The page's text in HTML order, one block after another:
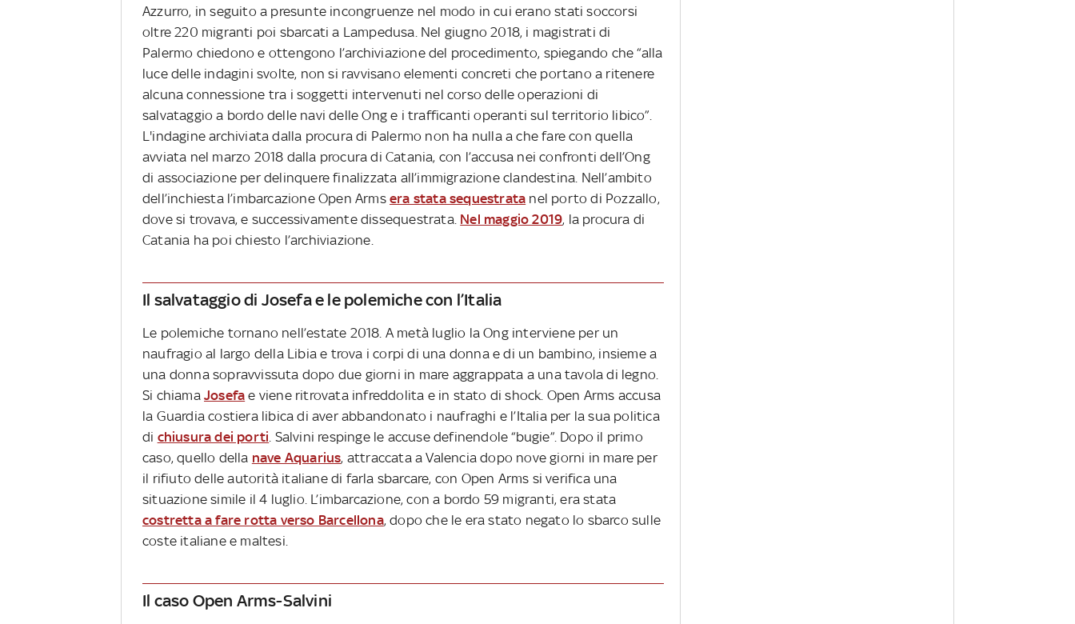
Azzurro, in seguito a presunte incongruenze nel modo in cui erano stati soccorsi
oltre 220 migranti poi sbarcati a Lampedusa. Nel giugno 2018, i magistrati di
Palermo chiedono e ottengono l’archiviazione del procedimento, spiegando che “alla
luce delle indagini svolte, non si ravvisano elementi concreti che portano a ritenere
alcuna connessione tra i soggetti intervenuti nel corso delle operazioni di
salvataggio a bordo delle navi delle Ong e i trafficanti operanti sul territorio libico”.
L'indagine archiviata dalla procura di Palermo non ha nulla a che fare con quella
avviata nel marzo 2018 dalla procura di Catania, con l’accusa nei confronti dell’Ong
di associazione per delinquere finalizzata all’immigrazione clandestina. Nell’ambito
dell’inchiesta l’imbarcazione Open Arms era stata sequestrata nel porto di Pozzallo,
dove si trovava, e successivamente dissequestrata. Nel maggio 2019, la procura di
Catania ha poi chiesto l’archiviazione.
Il salvataggio di Josefa e le polemiche con l’Italia
Le polemiche tornano nell’estate 2018. A metà luglio la Ong interviene per un
naufragio al largo della Libia e trova i corpi di una donna e di un bambino, insieme a
una donna sopravvissuta dopo due giorni in mare aggrappata a una tavola di legno.
Si chiama Josefa e viene ritrovata infreddolita e in stato di shock. Open Arms accusa
la Guardia costiera libica di aver abbandonato i naufraghi e l’Italia per la sua politica
di chiusura dei porti . Salvini respinge le accuse definendole “bugie”. Dopo il primo
caso, quello della nave Aquarius, attraccata a Valencia dopo nove giorni in mare per
il rifiuto delle autorità italiane di farla sbarcare, con Open Arms si verifica una
situazione simile il 4 luglio. L’imbarcazione, con a bordo 59 migranti, era stata
costretta a fare rotta verso Barcellona, dopo che le era stato negato lo sbarco sulle
coste italiane e maltesi.
Il caso Open Arms-Salvini